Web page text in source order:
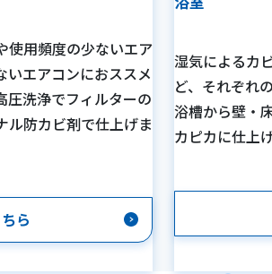
使用頻度の少ないエア
いエアコンにおススメ
圧洗浄でフィルターの
ル防カビ剤で仕上げま
ら
湿気によるカ
ど、それぞれ
浴槽から壁・
カピカに仕上げ